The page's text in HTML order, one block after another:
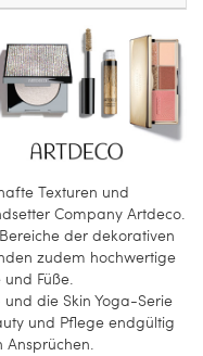
Texturen und
Company Artdeco.
der dekorativen
zudem hochwertige
Füße.
die Skin Yoga-Serie
und Pflege endgültig
Ansprüchen.